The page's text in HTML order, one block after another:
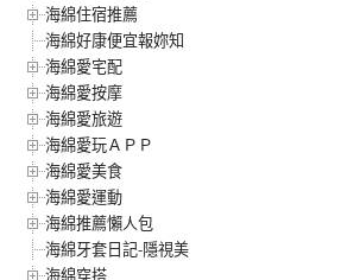
海綿住宿推薦
海綿好康便宜報妳知
海綿愛宅配
海綿愛按摩
海綿愛旅遊
海綿愛玩ＡＰＰ
海綿愛美食
海綿愛運動
海綿推薦懶人包
海綿牙套日記-隱視美
海綿穿搭